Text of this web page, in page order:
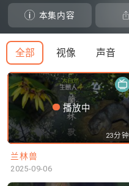
seconds 本集内容
全部 视像 声音
播放中
23分钟
兰林兽
2025-09-06